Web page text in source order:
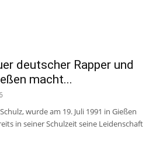
deutscher Rapper und
macht...
wurde am 19. Juli 1991 in Gießen
in seiner Schulzeit seine Leidenschaft